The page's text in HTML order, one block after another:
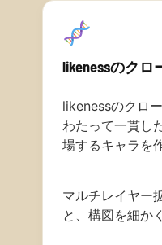
likenessのクロ
likenessのクロ
わたって一貫し
場するキャラを
マルチレイヤー
と、構図を細か